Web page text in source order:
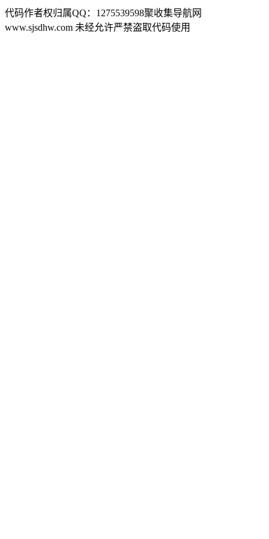
代码作者权归属QQ：1275539598聚收集导航网
www.sjsdhw.com 未经允许严禁盗取代码使用